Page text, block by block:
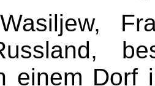
einem Dorf